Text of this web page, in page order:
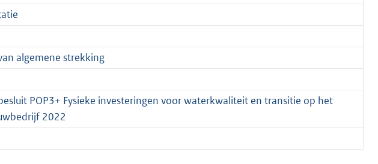
algemene strekking
POP3+ Fysieke investeringen voor waterkwaliteit en transitie op het
2022